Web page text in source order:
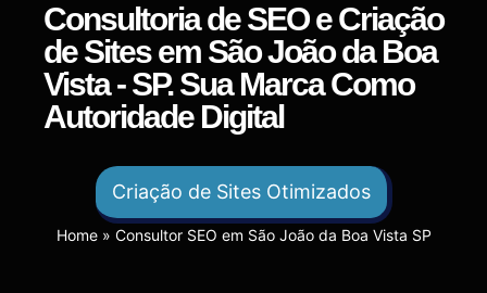
Consultoria de SEO e Criação
de Sites em São João da Boa
Vista - SP. Sua Marca Como
Autoridade Digital
Criação de Sites Otimizados
Home» Consultor SEO em São João da Boa Vista SP